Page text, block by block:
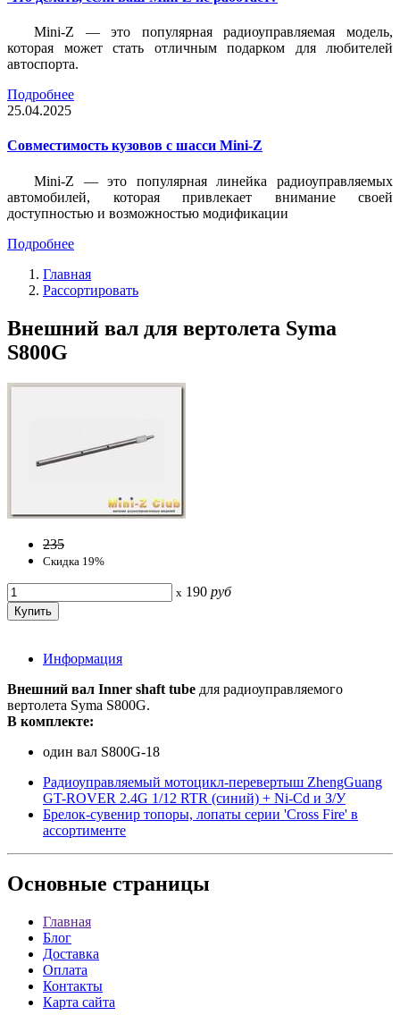
Mini-Z — это популярная радиоуправляемая модель,
которая может стать отличным подарком для любителей
автоспорта.
Подробнее
25.04.2025
Совместимость кузовов с шасси Mini-Z
Mini-Z — это популярная линейка радиоуправляемых
автомобилей, которая привлекает внимание своей
доступностью и возможностью модификации
Подробнее
Главная
Рассортировать
Внешний вал для вертолета Syma
S800G
235
Скидка 19%
x 190 руб
Информация
Внешний вал Inner shaft tube для радиоуправляемого
вертолета Syma S800G.
В комплекте:
один вал S800G-18
Радиоуправляемый мотоцикл-перевертыш ZhengGuang
GT-ROVER 2.4G 1/12 RTR (синий) + Ni-Cd и З/У
Брелок-сувенир топоры, лопаты серии 'Cross Fire' в
ассортименте
Основные страницы
Главная
Блог
Доставка
Оплата
Контакты
Карта сайта